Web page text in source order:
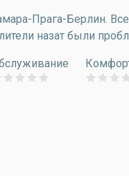
Прага-Берлин.
назат были